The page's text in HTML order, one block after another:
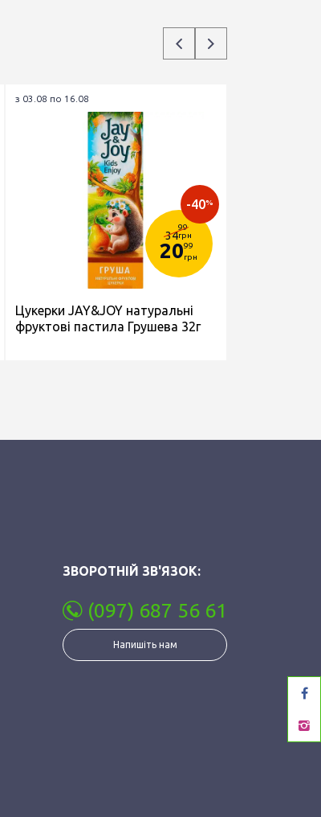
з 03.08 по 16.08
34
99
грн
2099
грн
-40%
Цукерки JAY&JOY натуральні
фруктові пастила Грушева 32г
ЗВОРОТНІЙ ЗВ'ЯЗОК:
(097) 687 56 61
Напишіть нам